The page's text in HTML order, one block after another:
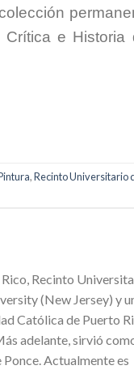
Crítica e Historia
,Recinto Universitario
Recinto
(New Jersey) y
Católica de Puerto
adelante, sirvió
Actualmente es